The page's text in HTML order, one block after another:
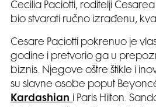
Cecilia Paciotti, roditelji
bio stvarati ručno izrađenu,
Cesare Paciotti pokrenuo je
godine i pretvorio ga u
biznis. Njegove oštre štikle i
su slavne osobe poput
Kardashian i Paris Hilton.